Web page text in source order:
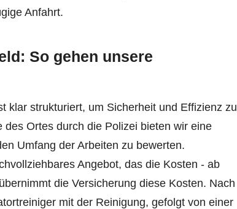
Anfahrt.
So gehen unsere
klar strukturiert, um Sicherheit und Effizienz zu
Ortes durch die Polizei bieten wir eine
Umfang der Arbeiten zu bewerten.
Angebot, das die Kosten - ab
die Versicherung diese Kosten. Nach
mit der Reinigung, gefolgt von einer